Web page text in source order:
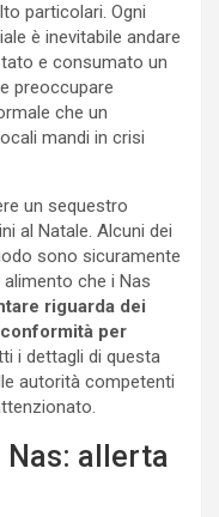
particolari. Ogni
è inevitabile andare
e consumato un
preoccupare
che un
mandi in crisi
un sequestro
al Natale. Alcuni dei
sono sicuramente
che i Nas
riguarda dei
per
i dettagli di questa
autorità competenti
Nas: allerta